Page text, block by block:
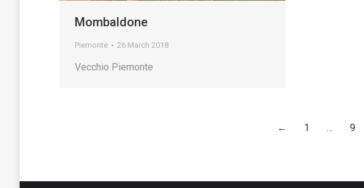
Mombaldone
Piemonte 26 March 2018
Vecchio Piemonte
← 1 … 9